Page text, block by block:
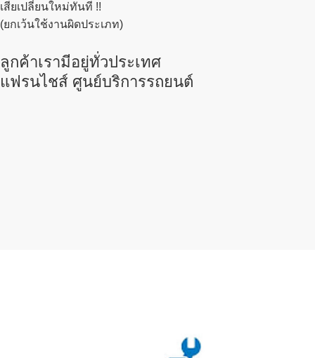
เสียเปลี่ยนใหม่ทันที !!
(ยกเว้นใช้งานผิดประเภท)
ลูกค้าเรามีอยู่ทั่วประเทศ
แฟรนไชส์ ศูนย์บริการรถยนต์